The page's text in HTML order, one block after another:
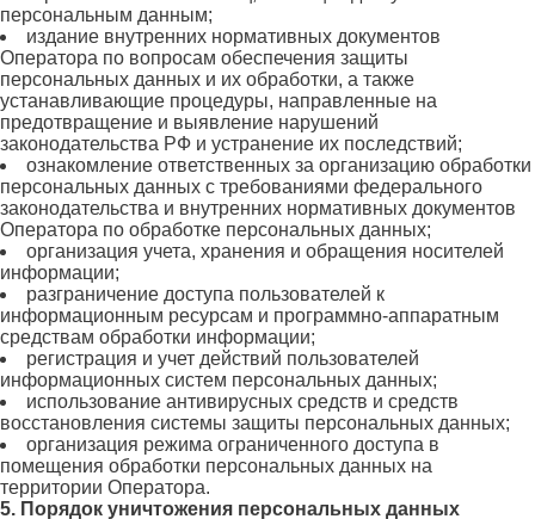
персональным данным;
издание внутренних нормативных документов
Оператора по вопросам обеспечения защиты
персональных данных и их обработки, а также
устанавливающие процедуры, направленные на
предотвращение и выявление нарушений
законодательства РФ и устранение их последствий;
ознакомление ответственных за организацию обработки
персональных данных с требованиями федерального
законодательства и внутренних нормативных документов
Оператора по обработке персональных данных;
организация учета, хранения и обращения носителей
информации;
разграничение доступа пользователей к
информационным ресурсам и программно-аппаратным
средствам обработки информации;
регистрация и учет действий пользователей
информационных систем персональных данных;
использование антивирусных средств и средств
восстановления системы защиты персональных данных;
организация режима ограниченного доступа в
помещения обработки персональных данных на
территории Оператора.
5. Порядок уничтожения персональных данных